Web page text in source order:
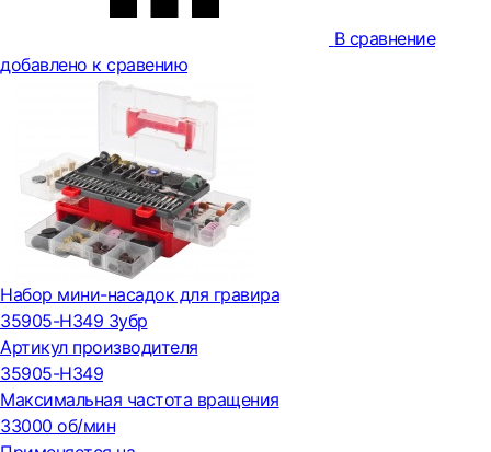
В сравнение
добавлено к сравению
Набор мини-насадок для гравира
35905-H349 Зубр
Артикул производителя
35905-H349
Максимальная частота вращения
33000 об/мин